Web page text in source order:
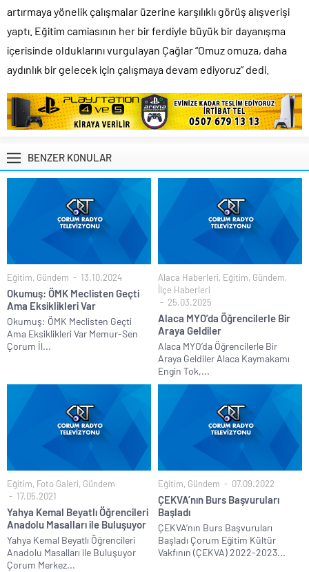
artırmaya yönelik çalışmalar üzerine karşılıklı görüş alışverişi
yaptı. Eğitim camiasının her bir ferdiyle büyük bir dayanışma
içerisinde olduklarını vurgulayan Çağlar “Omuz omuza, daha
aydınlık bir gelecek için çalışmaya devam ediyoruz” dedi.
BENZER KONULAR
Eğitim, Gündem 13.10.2024
Okumuş: ÖMK Meclisten Geçti
Ama Eksiklikleri Var
Okumuş: ÖMK Meclisten Geçti
Ama Eksiklikleri Var Memur-Sen
Çorum İl...
Alaca Haberleri, Eğitim, Gündem,
İlçe Haberleri
25.03.2025
Alaca MYO’da Öğrencilerle Bir
Araya Geldiler
Alaca MYO’da Öğrencilerle Bir
Araya Geldiler Alaca Kaymakamı
Engin Tok,...
Eğitim, Foto Galeri, Gündem
17.05.2021
Yahya Kemal Beyatlı Öğrencileri
Anadolu Masalları ile Buluşuyor
Yahya Kemal Beyatlı Öğrencileri
Anadolu Masalları ile Buluşuyor
Çorum Merkez...
Eğitim, Gündem 07.09.2022
ÇEKVA’nın Burs Başvuruları
Başladı
ÇEKVA’nın Burs Başvuruları
Başladı Çorum Eğitim Kültür
Vakfının (ÇEKVA) 2022-2023...